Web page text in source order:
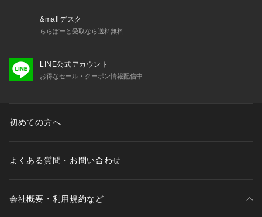
&mallデスク
ららぽーと受取なら送料無料
LINE公式アカウント
お得なセール・クーポン情報配信中
初めての方へ
よくある質問・お問い合わせ
会社概要・利用規約など